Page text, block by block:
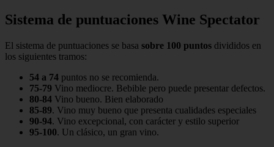
Sistema de puntuaciones Wine Spectator
El sistema de puntuaciones se basa sobre 100 puntos divididos en
los siguientes tramos:
54 a 74 puntos no se recomienda.
75-79 Vino mediocre. Bebible pero puede presentar defectos.
80-84 Vino bueno. Bien elaborado
85-89. Vino muy bueno que presenta cualidades especiales
90-94. Vino excepcional, con carácter y estilo superior
95-100. Un clásico, un gran vino.